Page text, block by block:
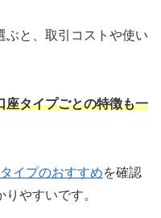
ぶと、取引コストや使い
座タイプごとの特徴も一
イプのおすすめを確認
やすいです。